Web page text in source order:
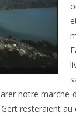
notre marche
resteraient